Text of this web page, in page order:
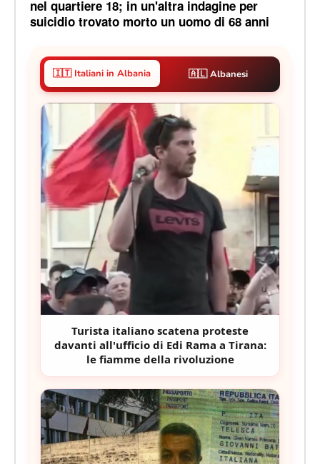
nel quartiere 18; in un'altra indagine per
suicidio trovato morto un uomo di 68 anni
🇮🇹 Italiani in Albania 🇦🇱 Albanesi
Turista italiano scatena proteste
davanti all'ufficio di Edi Rama a Tirana:
le fiamme della rivoluzione